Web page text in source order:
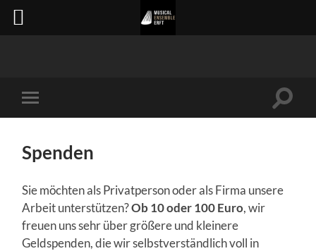
Mobile-
Menü
Spenden
Sie möchten als Privatperson oder als Firma unsere
Arbeit unterstützen?Ob 10 oder 100 Euro, wir
freuen uns sehr über größere und kleinere
Geldspenden, die wir selbstverständlich voll in